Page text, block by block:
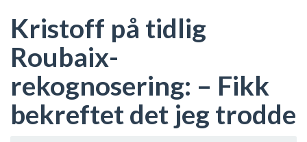
Kristoff på tidlig
Roubaix-
rekognosering: – Fikk
bekreftet det jeg trodde